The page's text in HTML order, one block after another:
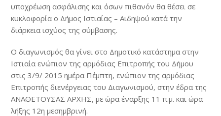
υποχρέωση ασφάλισης και όσων πιθανόν θα θέσει σε
κυκλοφορία ο Δήμος Ιστιαίας – Αιδηψού κατά την
διάρκεια ισχύος της σύμβασης.
Ο διαγωνισμός θα γίνει στο Δημοτικό κατάστημα στην
Ιστιαία ενώπιον της αρμόδιας Επιτροπής του Δήμου
στις 3/9/ 2015 ημέρα Πέμπτη, ενώπιον της αρμόδιας
Επιτροπής διενέργειας του Διαγωνισμού, στην έδρα της
ΑΝΑΘΕΤΟΥΣΑΣ ΑΡΧΗΣ, με ώρα έναρξης 11 π.μ. και ώρα
λήξης 12η μεσημβρινή.